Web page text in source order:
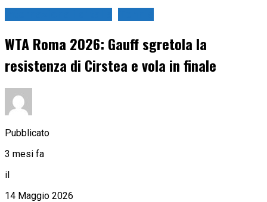
WTA Roma 2026: Gauff sgretola la
resistenza di Cirstea e vola in finale
Pubblicato
3 mesi fa
il
14 Maggio 2026